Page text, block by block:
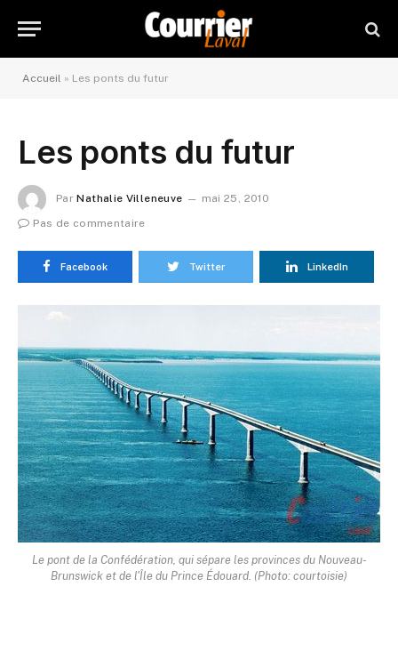
Accueil » Les ponts du futur
Les ponts du futur
Par Nathalie Villeneuve
mai 25, 2010
Pas de commentaire
Facebook Twitter LinkedIn
Le pont de la Confédération, qui sépare les provinces du Nouveau-
Brunswick et de l'Île du Prince Édouard. (Photo: courtoisie)